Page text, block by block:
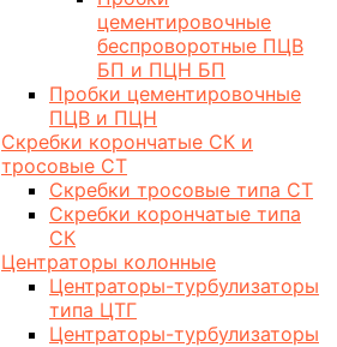
цементировочные
беспроворотные ПЦВ
БП и ПЦН БП
Пробки цементировочные
ПЦВ и ПЦН
Скребки корончатые СК и
тросовые СТ
Скребки тросовые типа СТ
Скребки корончатые типа
СК
Центраторы колонные
Центраторы-турбулизаторы
типа ЦТГ
Центраторы-турбулизаторы